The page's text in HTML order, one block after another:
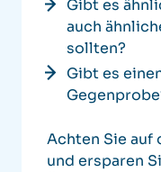
Gibt es
auch
sollten?
Gibt es
Achten Sie auf
und ersparen